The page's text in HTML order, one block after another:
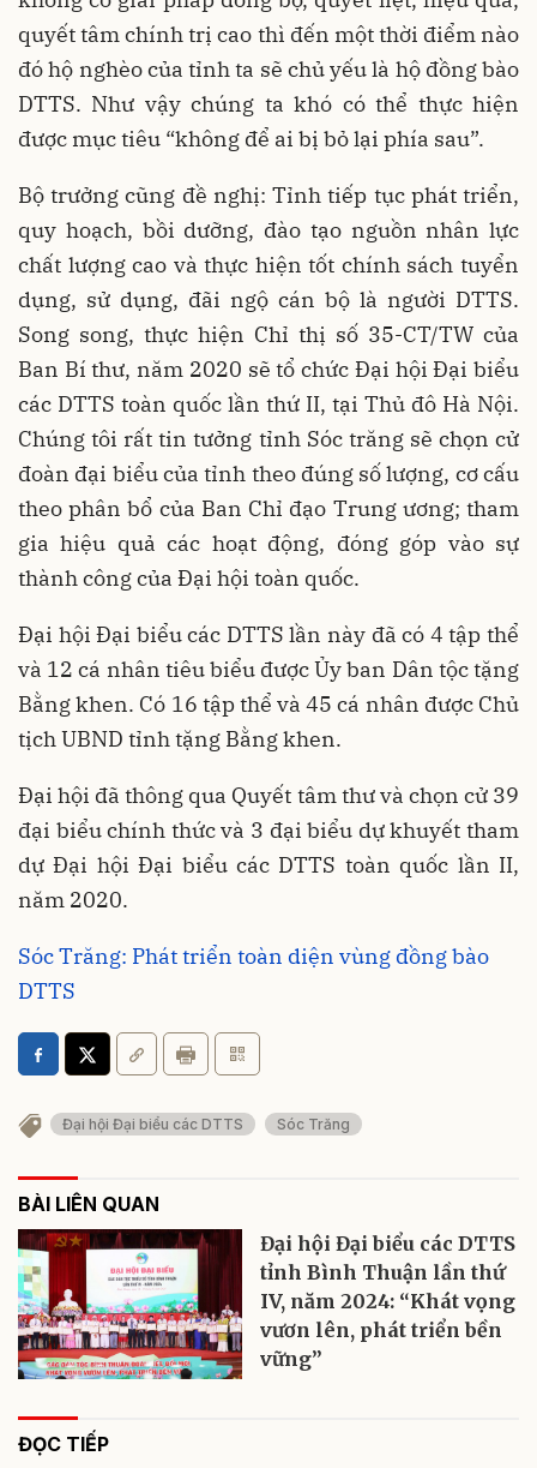
quyết tâm chính trị cao thì đến một thời điểm nào
đó hộ nghèo của tỉnh ta sẽ chủ yếu là hộ đồng bào
DTTS. Như vậy chúng ta khó có thể thực hiện
được mục tiêu “không để ai bị bỏ lại phía sau”.
Bộ trưởng cũng đề nghị: Tỉnh tiếp tục phát triển,
quy hoạch, bồi dưỡng, đào tạo nguồn nhân lực
chất lượng cao và thực hiện tốt chính sách tuyển
dụng, sử dụng, đãi ngộ cán bộ là người DTTS.
Song song, thực hiện Chỉ thị số 35-CT/TW của
Ban Bí thư, năm 2020 sẽ tổ chức Đại hội Đại biểu
các DTTS toàn quốc lần thứ II, tại Thủ đô Hà Nội.
Chúng tôi rất tin tưởng tỉnh Sóc trăng sẽ chọn cử
đoàn đại biểu của tỉnh theo đúng số lượng, cơ cấu
theo phân bổ của Ban Chỉ đạo Trung ương; tham
gia hiệu quả các hoạt động, đóng góp vào sự
thành công của Đại hội toàn quốc.
Đại hội Đại biểu các DTTS lần này đã có 4 tập thể
và 12 cá nhân tiêu biểu được Ủy ban Dân tộc tặng
Bằng khen. Có 16 tập thể và 45 cá nhân được Chủ
tịch UBND tỉnh tặng Bằng khen.
Đại hội đã thông qua Quyết tâm thư và chọn cử 39
đại biểu chính thức và 3 đại biểu dự khuyết tham
dự Đại hội Đại biểu các DTTS toàn quốc lần II,
năm 2020.
Sóc Trăng: Phát triển toàn diện vùng đồng bào
DTTS
Đại hội Đại biểu các DTTS Sóc Trăng
BÀI LIÊN QUAN
Đại hội Đại biểu các DTTS
tỉnh Bình Thuận lần thứ
IV, năm 2024: “Khát vọng
vươn lên, phát triển bền
vững”
ĐỌC TIẾP